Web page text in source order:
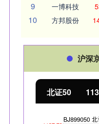
9 一博科技
10 方邦股份
沪深
北证50